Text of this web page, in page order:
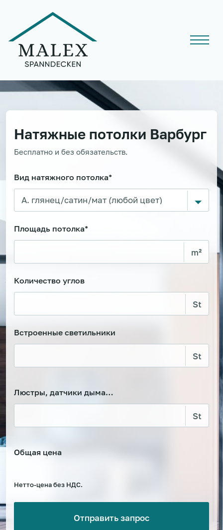
Натяжные потолки Варбург
Бесплатно и без обязательств.
Вид натяжного потолка*
Площадь потолка*
Количество углов
Встроенные светильники
Люстры, датчики дыма…
Общая цена
Нетто-цена без НДС.